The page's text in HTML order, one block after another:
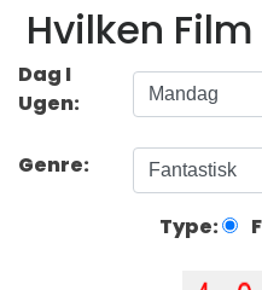
Hvilken
Dag I
Ugen:
Genre:
Type: